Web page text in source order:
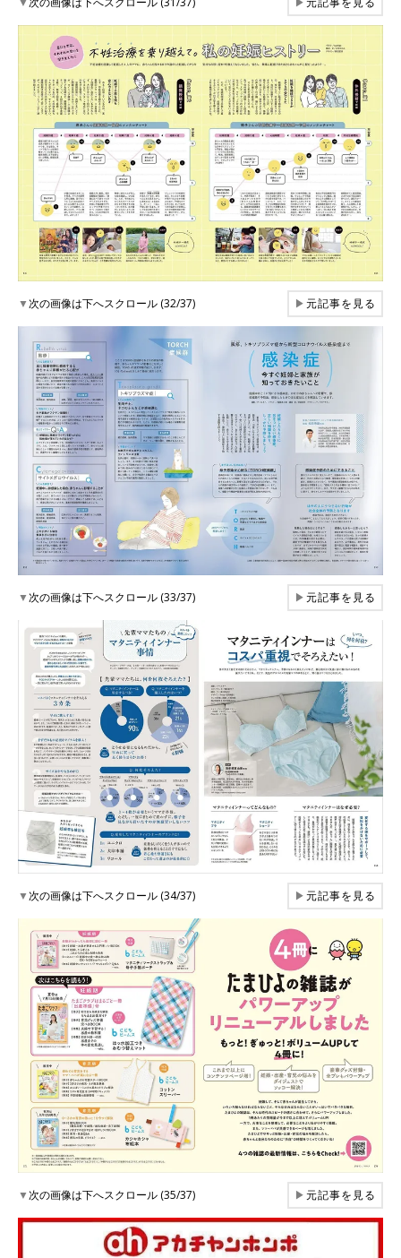
▼次の画像は下へスクロール (32/37) ▶元記事を見る
▼次の画像は下へスクロール (33/37) ▶元記事を見る
▼次の画像は下へスクロール (34/37) ▶元記事を見る
▼次の画像は下へスクロール (35/37) ▶元記事を見る